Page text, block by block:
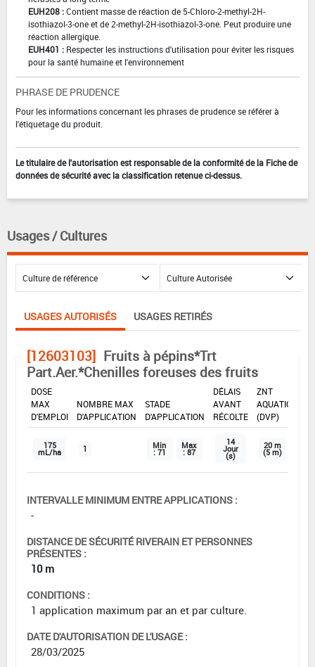
EUH208 :Contient masse de réaction de 5-Chloro-2-methyl-2H-
isothiazol-3-one et de 2-methyl-2H-isothiazol-3-one. Peut produire une
réaction allergique.
EUH401 : Respecter les instructions d'utilisation pour éviter les risques
pour la santé humaine et l'environnement
PHRASE DE PRUDENCE
Pour les informations concernant les phrases de prudence se référer à
l'étiquetage du produit.
Le titulaire de l'autorisation est responsable de la conformité de la Fiche de
données de sécurité avec la classification retenue ci-dessus.
Usages / Cultures
USAGES AUTORISÉS USAGES RETIRÉS
[12603103] Fruits à pépins*Trt
Part.Aer.*Chenilles foreuses des fruits
DOSE
MAX
D'EMPLOI
NOMBRE MAX
D'APPLICATION
STADE
D'APPLICATION
DÉLAIS
AVANT
RÉCOLTE
ZNT
AQUATIQUE
(DVP)
175
mL/ha 1 Min
: 71
Max
: 87
14
Jour
(s)
20 m
(5 m)
INTERVALLE MINIMUM ENTRE APPLICATIONS :
-
DISTANCE DE SÉCURITÉ RIVERAIN ET PERSONNES
PRÉSENTES :
10 m
CONDITIONS :
1 application maximum par an et par culture.
DATE D'AUTORISATION DE L'USAGE :
28/03/2025